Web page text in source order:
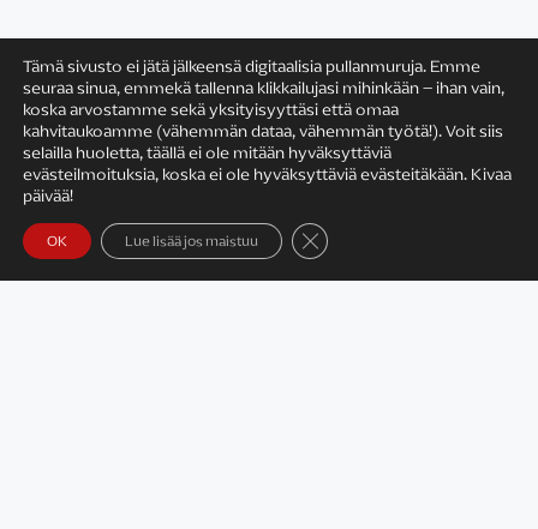
Satu Rämö
Yhteystiedot
Tämä sivusto ei jätä jälkeensä digitaalisia pullanmuruja. Emme
seuraa sinua, emmekä tallenna klikkailujasi mihinkään – ihan vain,
koska arvostamme sekä yksityisyyttäsi että omaa
kahvitaukoamme (vähemmän dataa, vähemmän työtä!). Voit siis
selailla huoletta, täällä ei ole mitään hyväksyttäviä
evästeilmoituksia, koska ei ole hyväksyttäviä evästeitäkään. Kivaa
päivää!
OK Lue lisää jos maistuu Sulje evästebanneri